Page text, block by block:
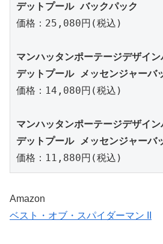
デットプール バックパック
価格：25,080円(税込)
マンハッタンポーテージデザイ
デットプール メッセンジャーバ
価格：14,080円(税込)
マンハッタンポーテージデザイ
デットプール メッセンジャーバ
価格：11,880円(税込)
Amazon
ベスト・オブ・スパイダーマン II